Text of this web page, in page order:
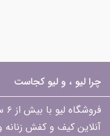
چرا لیو ، و لیو کجاست
آنلاین کیف و کفش